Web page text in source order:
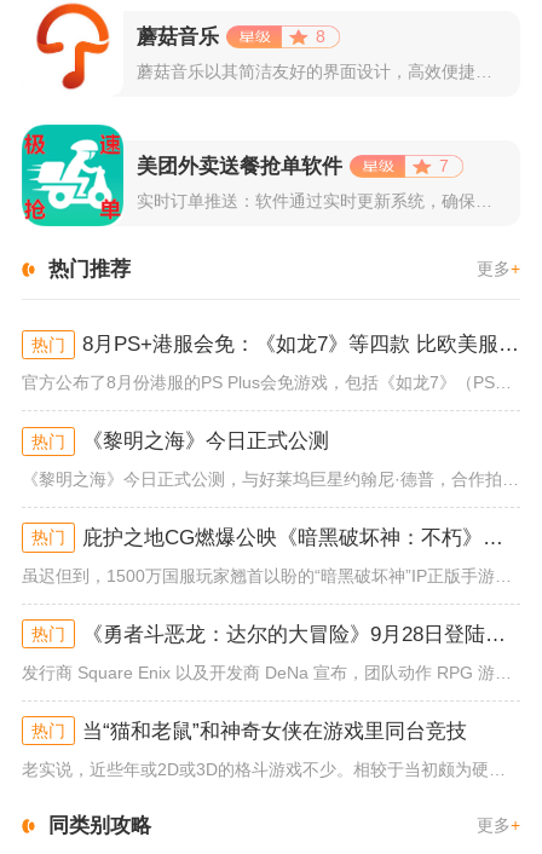
蘑菇音乐
8
美团外卖送餐抢单软件
7
热门推荐 更多+
热门 8月PS+港服会免：《如龙7》等四款 比欧美服多一款
官方公布了8月份港服的PS Plus会免游戏，包括《如龙7》（PS4/PS5）、《小小梦魇》（PS4）、《托尼霍克职业滑...
热门 《黎明之海》今日正式公测
热门 庇护之地CG燃爆公映《暗黑破坏神：不朽》今日全平台上线
虽迟但到，1500万国服玩家翘首以盼的“暗黑破坏神”IP正版手游《暗黑破坏神：不朽》已于今日全平台上线！动作RPG王者再...
热门 《勇者斗恶龙：达尔的大冒险》9月28日登陆苹果谷歌应用商店
发行商 Square Enix 以及开发商 DeNa 宣布，团队动作 RPG 游戏《勇者斗恶龙：达尔的大冒险 魂之绊》将...
热门 当“猫和老鼠”和神奇女侠在游戏里同台竞技
同类别攻略 更多+